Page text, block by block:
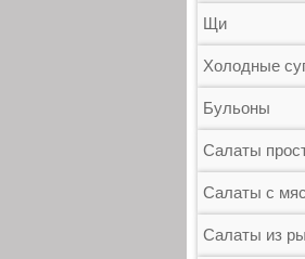
Щи
Холодные
Бульоны
Салаты
Салаты с
Салаты из